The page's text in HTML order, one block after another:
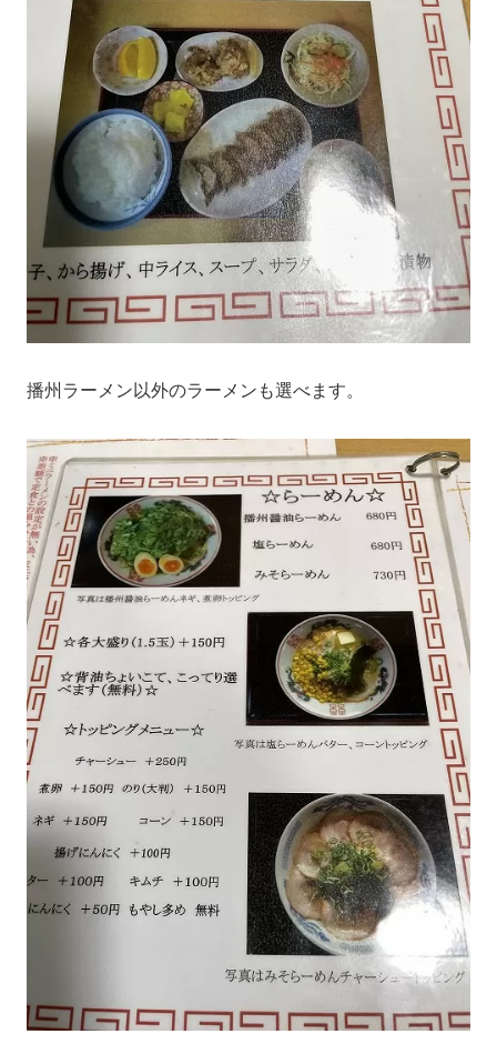
播州ラーメン以外のラーメンも選べます。